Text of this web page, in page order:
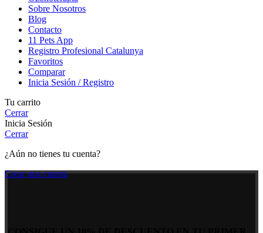
Sobre Nosotros
Blog
Contacto
11 Pets App
Registro Profesional Catalunya
Favoritos
Comparar
Inicia Sesión / Registro
Tu carrito
Cerrar
Inicia Sesión
Cerrar
¿Aún no tienes tu cuenta?
Crear una cuenta